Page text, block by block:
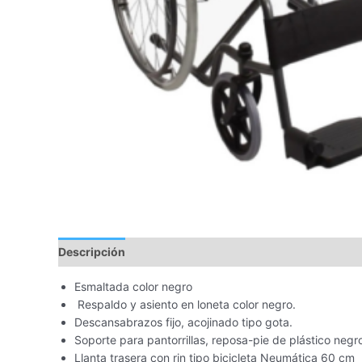
Descripción
Esmaltada color negro
Respaldo y asiento en loneta color negro.
Descansabrazos fijo, acojinado tipo gota.
Soporte para pantorrillas, reposa-pie de plástico
Llanta trasera con rin tipo bicicleta Neumática 60 cm